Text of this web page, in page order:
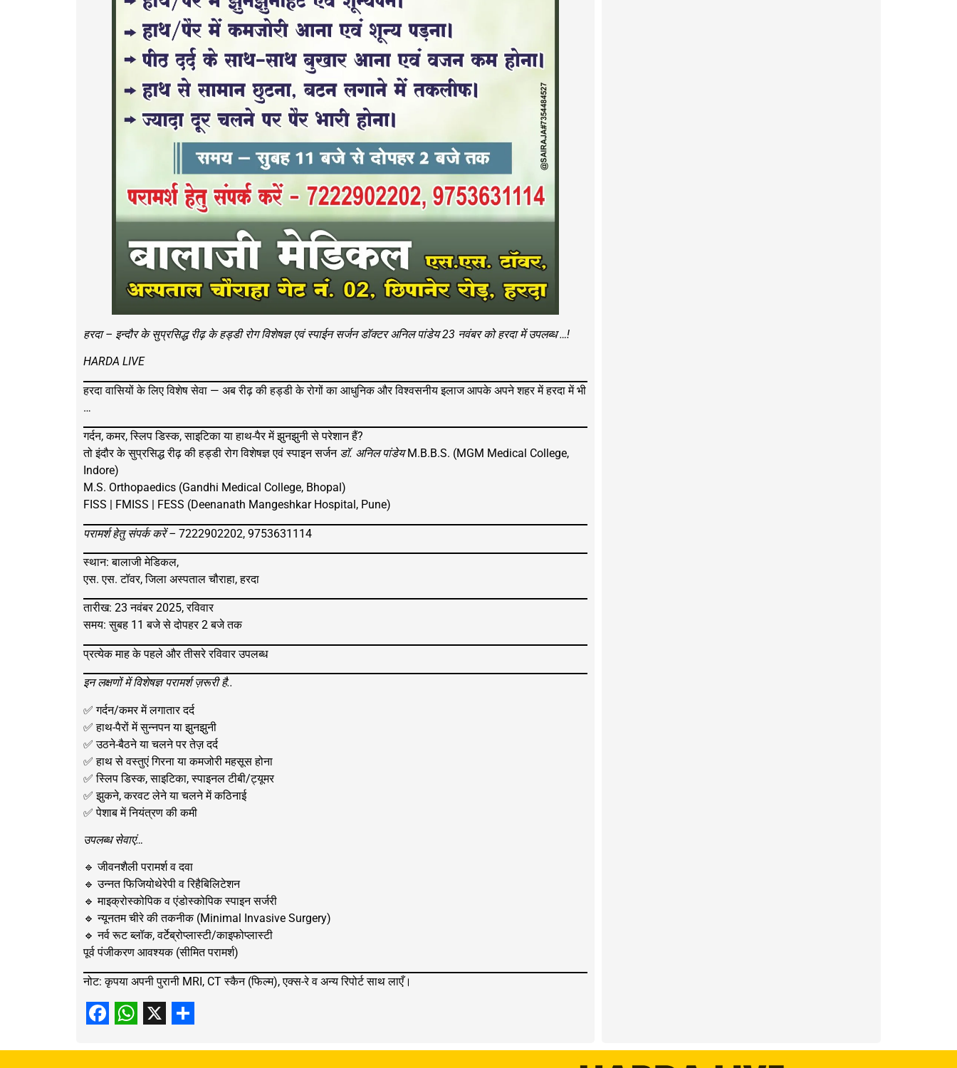
हरदा – इन्दौर के सुप्रसिद्ध रीढ़ के हड्डी रोग विशेषज्ञ एवं स्पाईन सर्जन डॉक्टर अनिल पांडेय 23 नवंबर को हरदा में उपलब्ध …!
HARDA LIVE
हरदा वासियों के लिए विशेष सेवा — अब रीढ़ की हड्डी के रोगों का आधुनिक और विश्वसनीय इलाज आपके अपने शहर में हरदा में भी
…
गर्दन, कमर, स्लिप डिस्क, साइटिका या हाथ-पैर में झुनझुनी से परेशान हैं?
तो इंदौर के सुप्रसिद्ध रीढ़ की हड्डी रोग विशेषज्ञ एवं स्पाइन सर्जन डॉ. अनिल पांडेयM.B.B.S. (MGM Medical College,
Indore)
M.S. Orthopaedics (Gandhi Medical College, Bhopal)
FISS | FMISS | FESS (Deenanath Mangeshkar Hospital, Pune)
परामर्श हेतु संपर्क करें – 7222902202, 9753631114
स्थान: बालाजी मेडिकल,
एस. एस. टॉवर, जिला अस्पताल चौराहा, हरदा
तारीख: 23 नवंबर 2025, रविवार
समय: सुबह 11 बजे से दोपहर 2 बजे तक
प्रत्येक माह के पहले और तीसरे रविवार उपलब्ध
इन लक्षणों में विशेषज्ञ परामर्श ज़रूरी है..
✅ गर्दन/कमर में लगातार दर्द
✅ हाथ-पैरों में सुन्नपन या झुनझुनी
✅ उठने-बैठने या चलने पर तेज़ दर्द
✅ हाथ से वस्तुएं गिरना या कमजोरी महसूस होना
✅ स्लिप डिस्क, साइटिका, स्पाइनल टीबी/ट्यूमर
✅ झुकने, करवट लेने या चलने में कठिनाई
✅ पेशाब में नियंत्रण की कमी
उपलब्ध सेवाएं…
🔹 जीवनशैली परामर्श व दवा
🔹 उन्नत फिजियोथेरेपी व रिहैबिलिटेशन
🔹 माइक्रोस्कोपिक व एंडोस्कोपिक स्पाइन सर्जरी
🔹 न्यूनतम चीरे की तकनीक (Minimal Invasive Surgery)
🔹 नर्व रूट ब्लॉक, वर्टेब्रोप्लास्टी/काइफोप्लास्टी
पूर्व पंजीकरण आवश्यक (सीमित परामर्श)
नोट: कृपया अपनी पुरानी MRI, CT स्कैन (फिल्म), एक्स-रे व अन्य रिपोर्ट साथ लाएँ।